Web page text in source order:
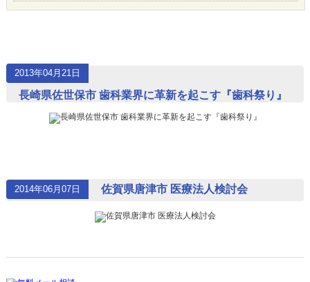
2013年04月21日
長崎県佐世保市 歯科業界に革新を起こす『歯科祭り』
2014年06月07日 佐賀県唐津市 医療法人検討会